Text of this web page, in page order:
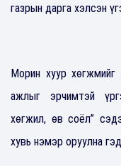
газрын дарга хэлсэн
Морин хуур хөгжмийг
ажлыг эрчимтэй
хөгжил, өв соёл”
хувь нэмэр оруулна